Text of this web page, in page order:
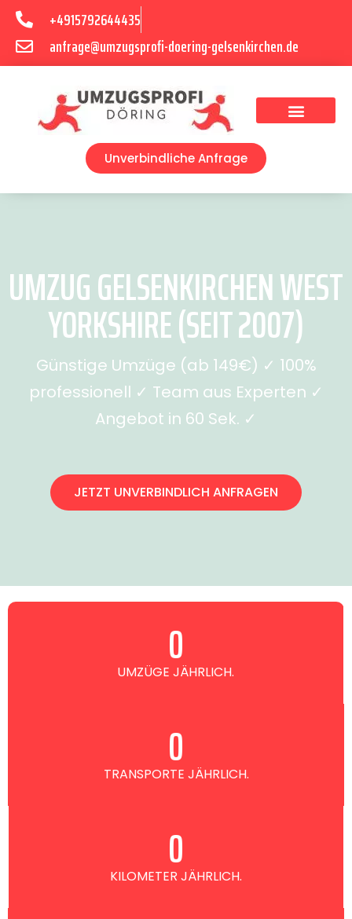
+4915792644435
anfrage@umzugsprofi-doering-gelsenkirchen.de
Unverbindliche Anfrage
UMZUG GELSENKIRCHEN WEST
YORKSHIRE (SEIT 2007)
Günstige Umzüge (ab 149€) ✓ 100%
professionell ✓ Team aus Experten ✓
Angebot in 60 Sek. ✓
JETZT UNVERBINDLICH ANFRAGEN
UMZÜGE JÄHRLICH.
0
TRANSPORTE JÄHRLICH.
0
KILOMETER JÄHRLICH.
0